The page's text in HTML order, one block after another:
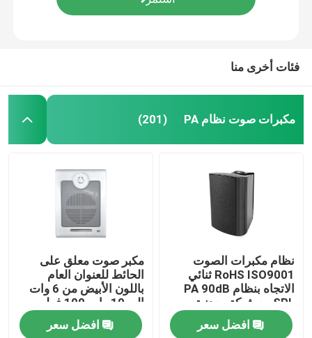
فئات أخرى منا
مكبرات صوت نظام PA (201)
نظام مكبرات الصوت
RoHS ISO9001 ثنائي
الاتجاه بنظام PA 90dB
SPL مع شبكة معدنية
سوداء
افضل سعر
مكبر صوت معلق على
الحائط للعنوان العام
باللون الأبيض من 6 وات
إلى 10 وات 100 فولت
افضل سعر